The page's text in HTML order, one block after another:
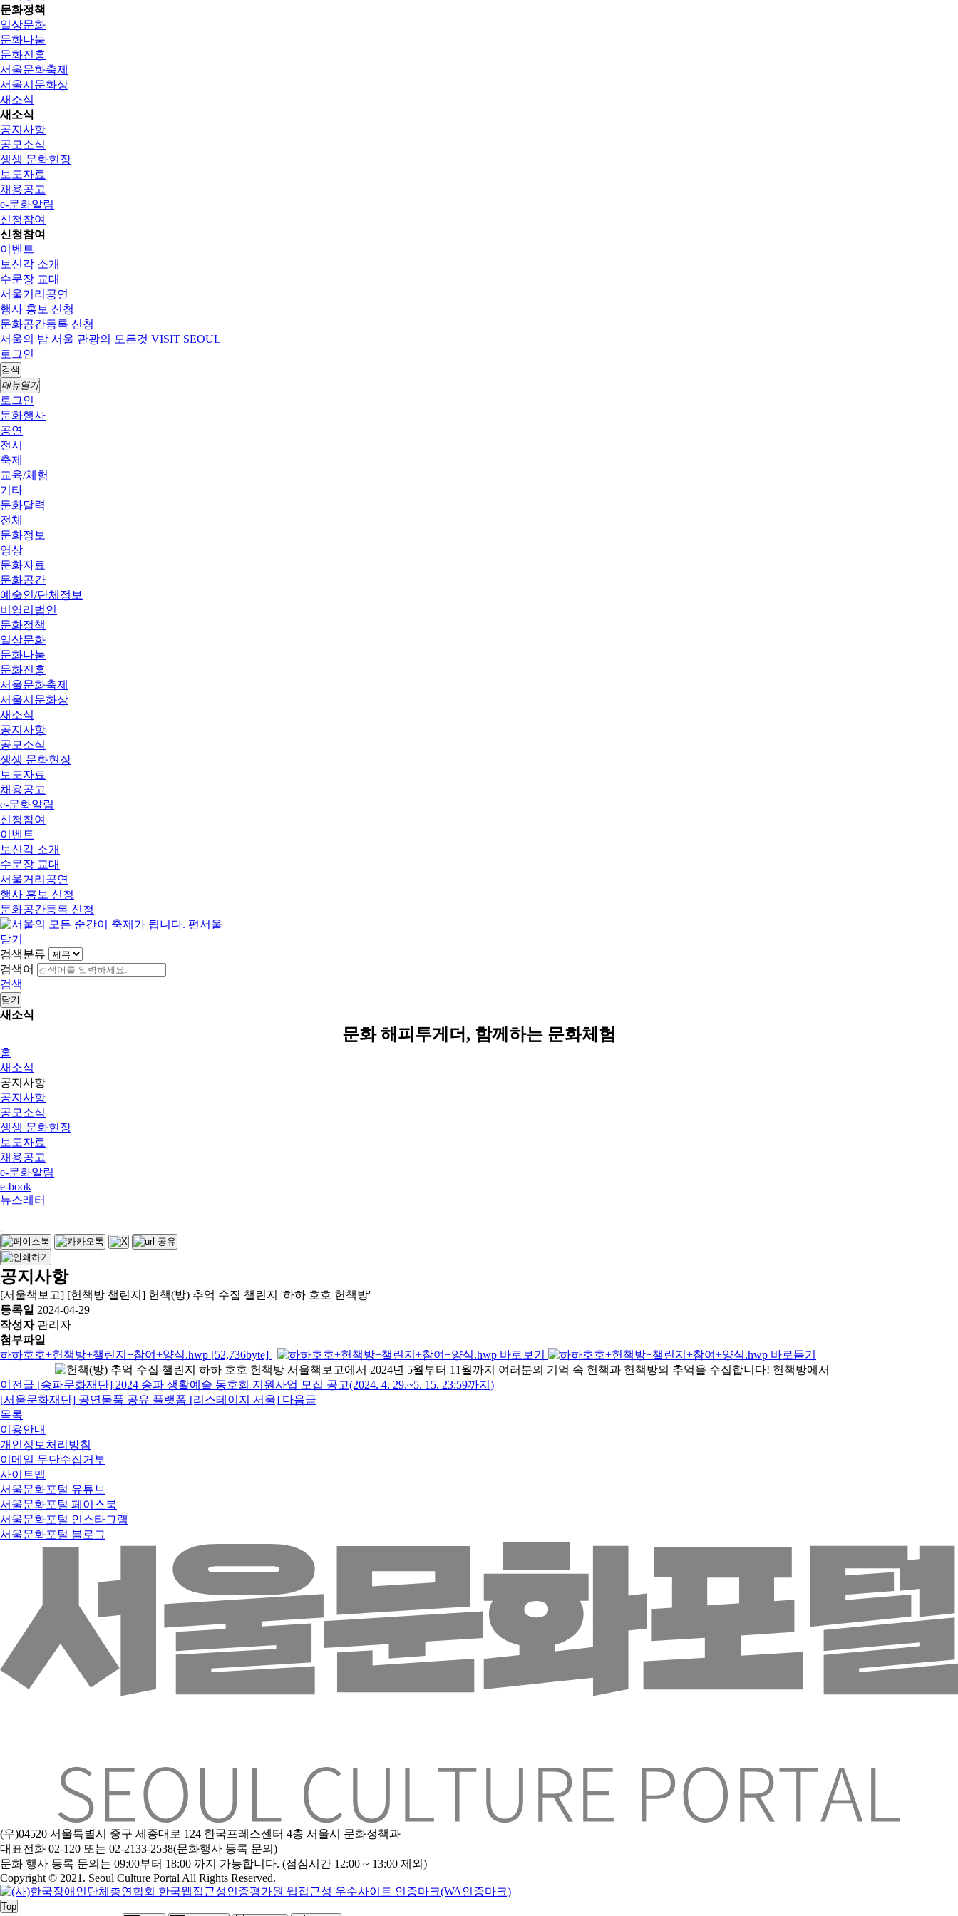
문화정책
일상문화
문화나눔
문화진흥
서울문화축제
서울시문화상
새소식
새소식
공지사항
공모소식
생생 문화현장
보도자료
채용공고
e-문화알림
신청참여
신청참여
이벤트
보신각 소개
수문장 교대
서울거리공연
행사 홍보 신청
문화공간등록 신청
서울의 밤 서울 관광의 모든것 VISIT SEOUL
로그인
검색
메뉴열기
로그인
문화행사
공연
전시
축제
교육/체험
기타
문화달력
전체
문화정보
영상
문화자료
문화공간
예술인/단체정보
비영리법인
문화정책
일상문화
문화나눔
문화진흥
서울문화축제
서울시문화상
새소식
공지사항
공모소식
생생 문화현장
보도자료
채용공고
e-문화알림
신청참여
이벤트
보신각 소개
수문장 교대
서울거리공연
행사 홍보 신청
문화공간등록 신청
닫기
검색분류
검색어
검색
닫기
새소식
문화 해피투게더, 함께하는 문화체험
홈
새소식
공지사항
공지사항
공모소식
생생 문화현장
보도자료
채용공고
e-문화알림
e-book
뉴스레터
공지사항
[서울책보고] [헌책방 챌린지] 헌책(방) 추억 수집 챌린지 '하하 호호 헌책방'
등록일 2024-04-29
작성자 관리자
첨부파일
하하호호+헌책방+챌린지+참여+양식.hwp [52,736byte]
이전글 [송파문화재단] 2024 송파 생활예술 동호회 지원사업 모집 공고(2024. 4. 29.~5. 15. 23:59까지)
[서울문화재단] 공연물품 공유 플랫폼 [리스테이지 서울] 다음글
목록
이용안내
개인정보처리방침
이메일 무단수집거부
사이트맵
서울문화포털 유튜브
서울문화포털 페이스북
서울문화포털 인스타그램
서울문화포털 블로그
(우)04520 서울특별시 중구 세종대로 124 한국프레스센터 4층 서울시 문화정책과
대표전화 02-120 또는 02-2133-2538(문화행사 등록 문의)
문화 행사 등록 문의는 09:00부터 18:00 까지 가능합니다. (점심시간 12:00 ~ 13:00 제외)
Copyright © 2021. Seoul Culture Portal All Rights Reserved.
Top